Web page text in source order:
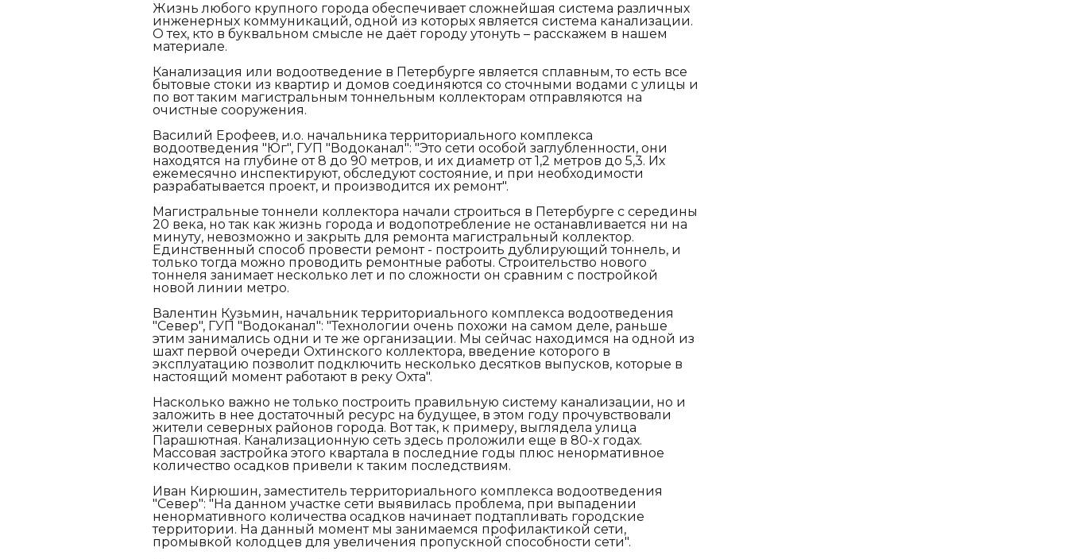
Жизнь любого крупного города обеспечивает сложнейшая система различных
инженерных коммуникаций, одной из которых является система канализации.
О тех, кто в буквальном смысле не даёт городу утонуть – расскажем в нашем
материале.
Канализация или водоотведение в Петербурге является сплавным, то есть все
бытовые стоки из квартир и домов соединяются со сточными водами с улицы и
по вот таким магистральным тоннельным коллекторам отправляются на
очистные сооружения.
Василий Ерофеев, и.о. начальника территориального комплекса
водоотведения "Юг", ГУП "Водоканал": "Это сети особой заглубленности, они
находятся на глубине от 8 до 90 метров, и их диаметр от 1,2 метров до 5,3. Их
ежемесячно инспектируют, обследуют состояние, и при необходимости
разрабатывается проект, и производится их ремонт".
Магистральные тоннели коллектора начали строиться в Петербурге с середины
20 века, но так как жизнь города и водопотребление не останавливается ни на
минуту, невозможно и закрыть для ремонта магистральный коллектор.
Единственный способ провести ремонт - построить дублирующий тоннель, и
только тогда можно проводить ремонтные работы. Строительство нового
тоннеля занимает несколько лет и по сложности он сравним с постройкой
новой линии метро.
Валентин Кузьмин, начальник территориального комплекса водоотведения
"Север", ГУП "Водоканал": "Технологии очень похожи на самом деле, раньше
этим занимались одни и те же организации. Мы сейчас находимся на одной из
шахт первой очереди Охтинского коллектора, введение которого в
эксплуатацию позволит подключить несколько десятков выпусков, которые в
настоящий момент работают в реку Охта".
Насколько важно не только построить правильную систему канализации, но и
заложить в нее достаточный ресурс на будущее, в этом году прочувствовали
жители северных районов города. Вот так, к примеру, выглядела улица
Парашютная. Канализационную сеть здесь проложили еще в 80-х годах.
Массовая застройка этого квартала в последние годы плюс ненормативное
количество осадков привели к таким последствиям.
Иван Кирюшин, заместитель территориального комплекса водоотведения
"Север": "На данном участке сети выявилась проблема, при выпадении
ненормативного количества осадков начинает подтапливать городские
территории. На данный момент мы занимаемся профилактикой сети,
промывкой колодцев для увеличения пропускной способности сети".